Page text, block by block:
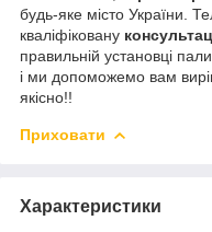
будь-яке місто України.
кваліфіковану
правильній установці
і ми допоможемо вам
якісно!!
Приховати
Характеристики